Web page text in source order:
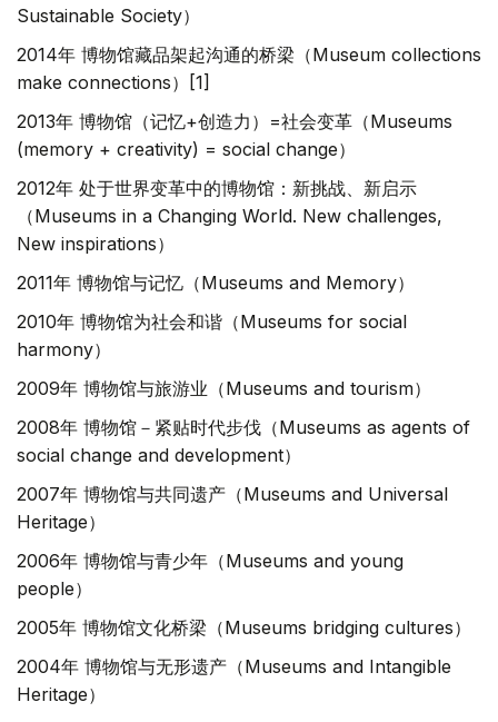
Sustainable Society）
2014年 博物馆藏品架起沟通的桥梁（Museum collections
make connections）[1]
2013年 博物馆（记忆+创造力）=社会变革（Museums
(memory + creativity) = social change）
2012年 处于世界变革中的博物馆：新挑战、新启示
（Museums in a Changing World. New challenges,
New inspirations）
2011年 博物馆与记忆（Museums and Memory）
2010年 博物馆为社会和谐（Museums for social
harmony）
2009年 博物馆与旅游业（Museums and tourism）
2008年 博物馆－紧贴时代步伐（Museums as agents of
social change and development）
2007年 博物馆与共同遗产（Museums and Universal
Heritage）
2006年 博物馆与青少年（Museums and young
people）
2005年 博物馆文化桥梁（Museums bridging cultures）
2004年 博物馆与无形遗产（Museums and Intangible
Heritage）